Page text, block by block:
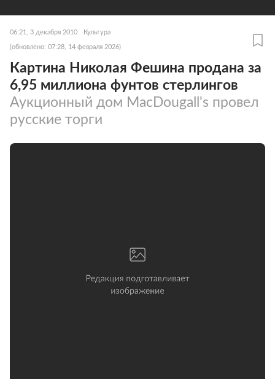
06:21, 3 декабря 2010 Культура
(обновлено: 07:28, 14 февраля 2026)
Картина Николая Фешина продана за
6,95 миллиона фунтов стерлингов
Аукционный дом MacDougall's провел
русские торги